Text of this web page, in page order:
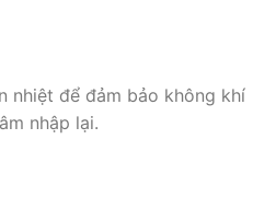
nhiệt để đảm bảo không khí
nhập lại.